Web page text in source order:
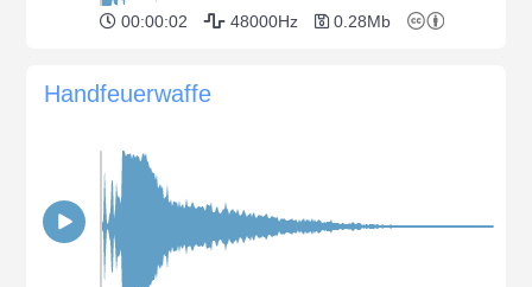
00:00:02 48000Hz 0.28Mb
Handfeuerwaffe